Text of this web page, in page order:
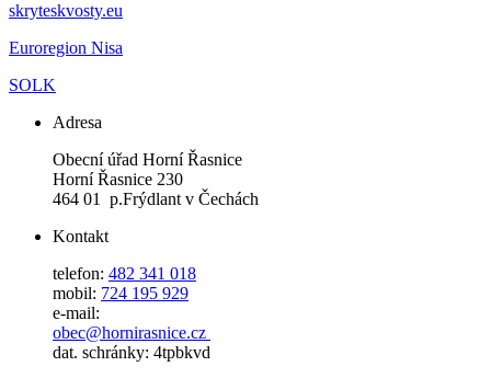
skryteskvosty.eu
Euroregion Nisa
SOLK
Adresa
Obecní úřad Horní Řasnice
Horní Řasnice 230
464 01 p.Frýdlant v Čechách
Kontakt
telefon: 482 341 018
mobil: 724 195 929
e-mail:
obec@hornirasnice.cz
dat. schránky: 4tpbkvd